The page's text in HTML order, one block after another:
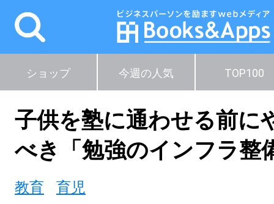
ショップ 今週の人気 TOP100
子供を塾に通わせる前に
べき「勉強のインフラ整
教育
育児